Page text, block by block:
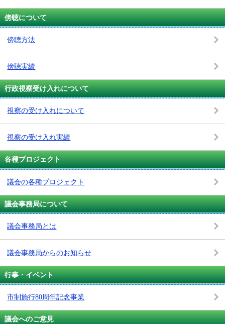
傍聴について
傍聴方法
傍聴実績
行政視察受け入れについて
視察の受け入れについて
視察の受け入れ実績
各種プロジェクト
議会の各種プロジェクト
議会事務局について
議会事務局とは
議会事務局からのお知らせ
行事・イベント
市制施行80周年記念事業
議会へのご意見